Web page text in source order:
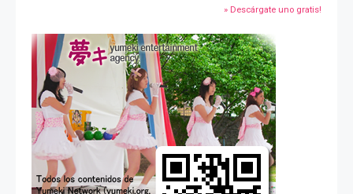
» Descárgate uno gratis!